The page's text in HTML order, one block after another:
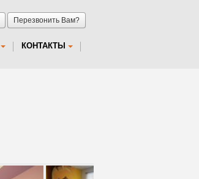
Перезвонить Вам?
КОНТАКТЫ